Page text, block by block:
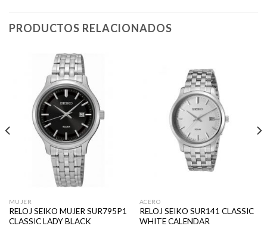
PRODUCTOS RELACIONADOS
MUJER
RELOJ SEIKO MUJER SUR795P1
CLASSIC LADY BLACK
ACERO
RELOJ SEIKO SUR141 CLASSIC
WHITE CALENDAR